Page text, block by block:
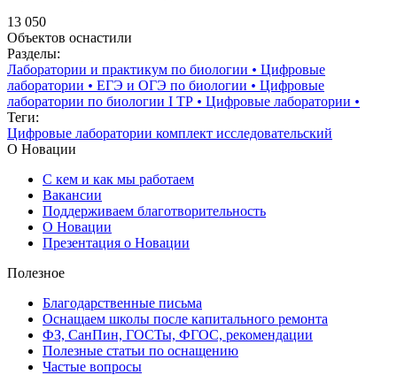
13 050
Объектов оснастили
Разделы:
Лаборатории и практикум по биологии • Цифровые
лаборатории • ЕГЭ и ОГЭ по биологии • Цифровые
лаборатории по биологии I ТР • Цифровые лаборатории •
Теги:
Цифровые лаборатории комплект исследовательский
О Новации
С кем и как мы работаем
Вакансии
Поддерживаем благотворительность
О Новации
Презентация о Новации
Полезное
Благодарственные письма
Оснащаем школы после капитального ремонта
ФЗ, СанПин, ГОСТы, ФГОС, рекомендации
Полезные статьи по оснащению
Частые вопросы